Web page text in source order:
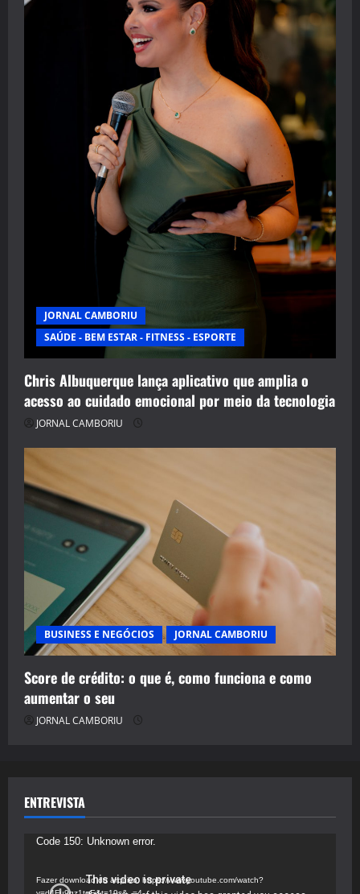
JORNAL CAMBORIU
SAÚDE - BEM ESTAR - FITNESS - ESPORTE
Chris Albuquerque lança aplicativo que amplia o
acesso ao cuidado emocional por meio da tecnologia
JORNAL CAMBORIU
BUSINESS E NEGÓCIOS JORNAL CAMBORIU
Score de crédito: o que é, como funciona e como
aumentar o seu
JORNAL CAMBORIU
ENTREVISTA
Tocador
vídeo
Code 150: Unknown error.
Fazer download do arquivo: https://www.youtube.com/watch?